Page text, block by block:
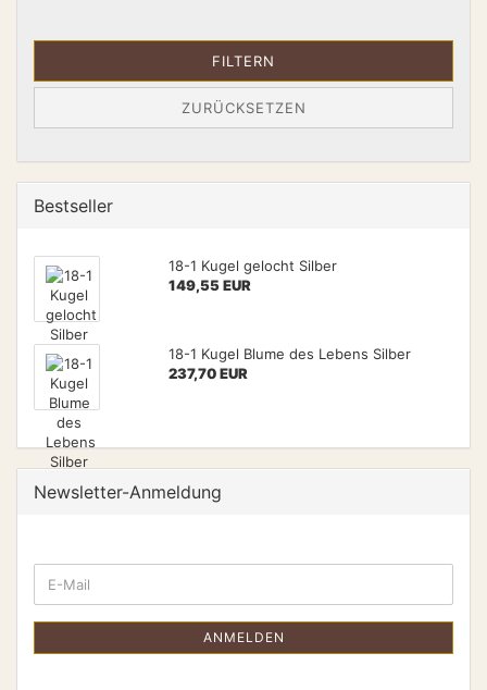
FILTERN
ZURÜCKSETZEN
Bestseller
18-1 Kugel gelocht Silber
149,55 EUR
18-1 Kugel Blume des Lebens Silber
237,70 EUR
Newsletter-Anmeldung
ANMELDEN